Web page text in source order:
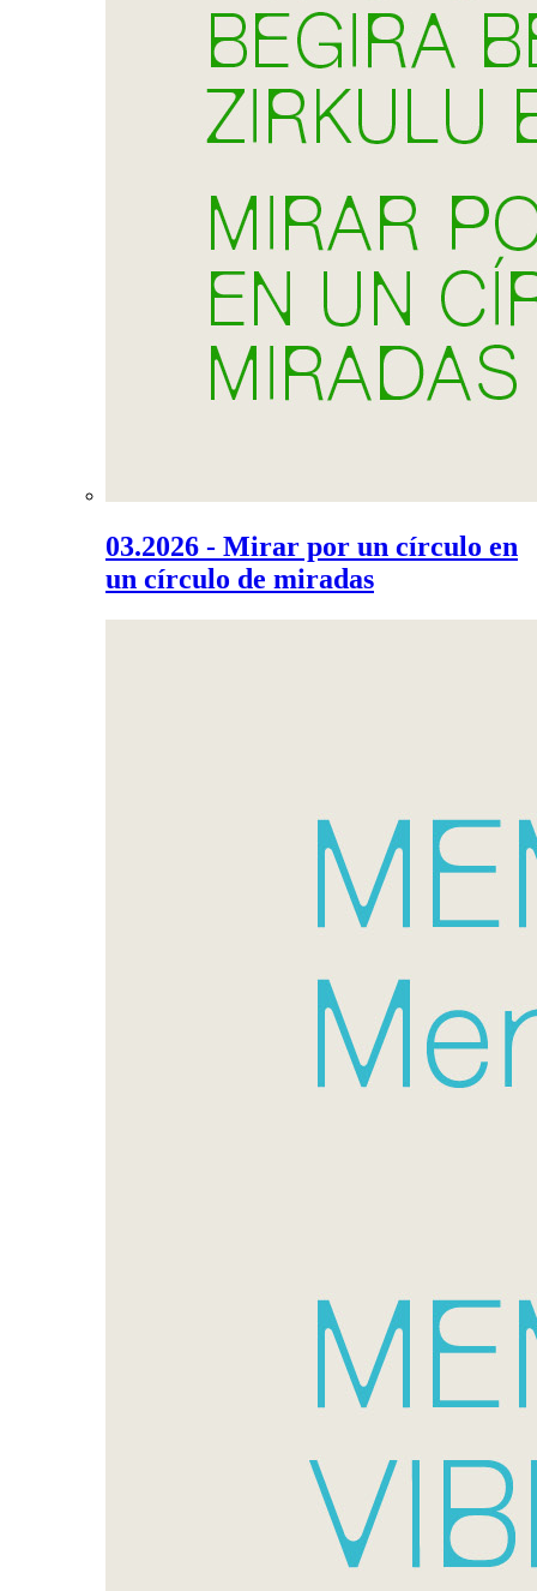
03.2026 - Mirar por un círculo en
un círculo de miradas